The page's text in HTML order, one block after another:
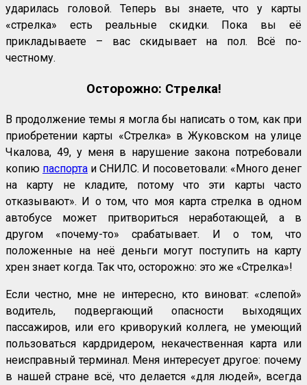
ударилась головой. Теперь вы знаете, что у карты
«стрелка» есть реальные скидки. Пока вы её
прикладываете – вас скидывает на пол. Всё по-
честному.
Осторожно: Стрелка!
В продолжение темы я могла бы написать о том, как при
приобретении карты «Стрелка» в Жуковском на улице
Чкалова, 49, у меня в нарушение закона потребовали
копию паспорта и СНИЛС. И посоветовали: «Много денег
на карту не кладите, потому что эти карты часто
отказывают». И о том, что моя карта стрелка в одном
автобусе может притвориться неработающей, а в
другом «почему-то» срабатывает. И о том, что
положенные на неё деньги могут поступить на карту
хрен знает когда. Так что, осторожно: это же «Стрелка»!
Если честно, мне не интересно, кто виноват: «слепой»
водитель, подвергающий опасности выходящих
пассажиров, или его криворукий коллега, не умеющий
пользоваться кардридером, некачественная карта или
неисправный терминал. Меня интересует другое: почему
в нашей стране всё, что делается «для людей», всегда